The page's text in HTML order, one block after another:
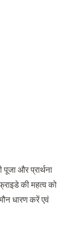
और प्रार्थना
की महत्व को
धारण करें एवं